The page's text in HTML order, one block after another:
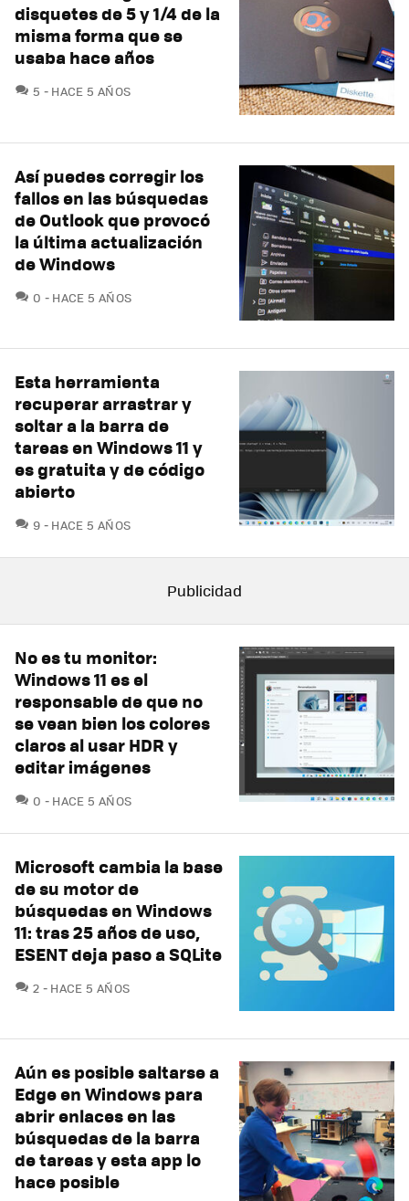
disquetes de 5 y 1/4 de la
misma forma que se
usaba hace años
5 COMENTARIOS
HACE 5 AÑOS
Así puedes corregir los
fallos en las búsquedas
de Outlook que provocó
la última actualización
de Windows
0 COMENTARIOS
HACE 5 AÑOS
Esta herramienta
recuperar arrastrar y
soltar a la barra de
tareas en Windows 11 y
es gratuita y de código
abierto
9 COMENTARIOS
HACE 5 AÑOS
No es tu monitor:
Windows 11 es el
responsable de que no
se vean bien los colores
claros al usar HDR y
editar imágenes
0 COMENTARIOS
HACE 5 AÑOS
Microsoft cambia la base
de su motor de
búsquedas en Windows
11: tras 25 años de uso,
ESENT deja paso a SQLite
2 COMENTARIOS
HACE 5 AÑOS
Aún es posible saltarse a
Edge en Windows para
abrir enlaces en las
búsquedas de la barra
de tareas y esta app lo
hace posible